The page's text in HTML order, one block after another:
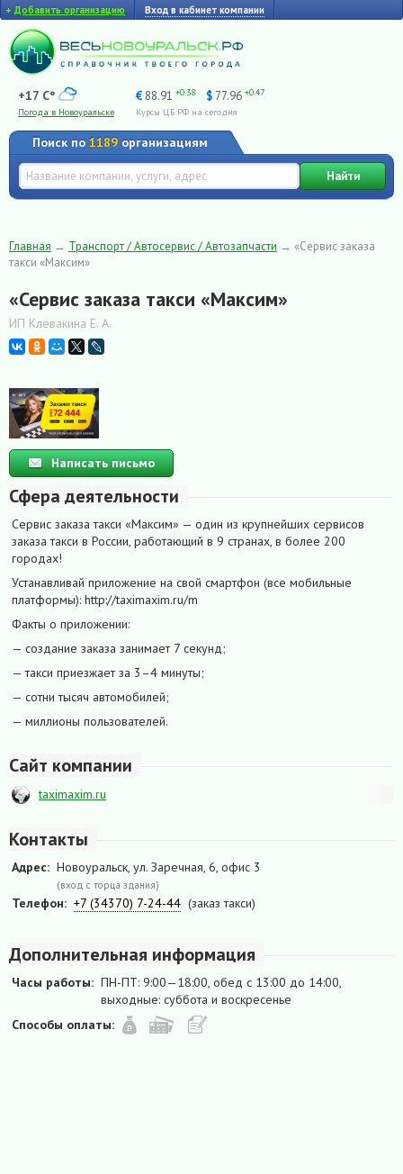
+ Добавить организацию Вход в кабинет компании
+17 C°
Погода в Новоуральске
€ 88.91 +0.38 $ 77.96 +0.47
Курсы ЦБ РФ на сегодня
Поиск по 1189 организациям
Найти
Главная → Транспорт / Автосервис / Автозапчасти → «Сервис заказа
такси «Максим»
«Сервис заказа такси «Максим»
ИП Клевакина Е. А.
Написать письмо
Сфера деятельности
Сервис заказа такси «Максим» — один из крупнейших сервисов
заказа такси в России, работающий в 9 странах, в более 200
городах!
Устанавливай приложение на свой смартфон (все мобильные
платформы): http://taximaxim.ru/m
Факты о приложении:
— создание заказа занимает 7 секунд;
— такси приезжает за 3–4 минуты;
— сотни тысяч автомобилей;
— миллионы пользователей.
Сайт компании
taximaxim.ru
Контакты
Адрес: Новоуральск, ул. Заречная, 6, офис 3
(вход с торца здания)
Телефон: +7 (34370) 7-24-44 (заказ такси)
Дополнительная информация
Часы работы: ПН-ПТ: 9:00—18:00, обед с 13:00 до 14:00,
выходные: суббота и воскресенье
Способы оплаты: